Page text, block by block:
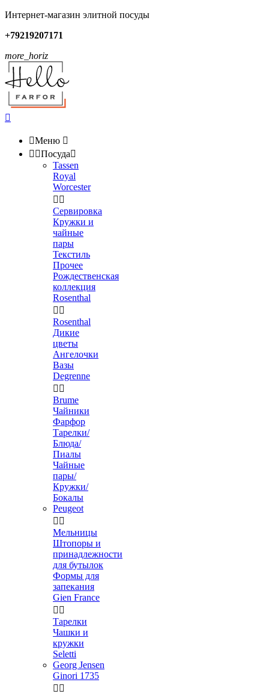
Интернет-магазин элитной посуды
+79219207171
more_horiz

Меню 
 Посуда
Tassen
Royal
Worcester
 
Сервировка
Кружки и
чайные
пары
Текстиль
Прочее
Рождественская
коллекция
Rosenthal
 
Rosenthal
Дикие
цветы
Ангелочки
Вазы
Degrenne
 
Brume
Чайники
Фарфор
Тарелки/
Блюда/
Пиалы
Чайные
пары/
Кружки/
Бокалы
Peugeot
 
Мельницы
Штопоры и
принадлежности
для бутылок
Формы для
запекания
Gien France
 
Тарелки
Чашки и
кружки
Seletti
Georg Jensen
Ginori 1735
 